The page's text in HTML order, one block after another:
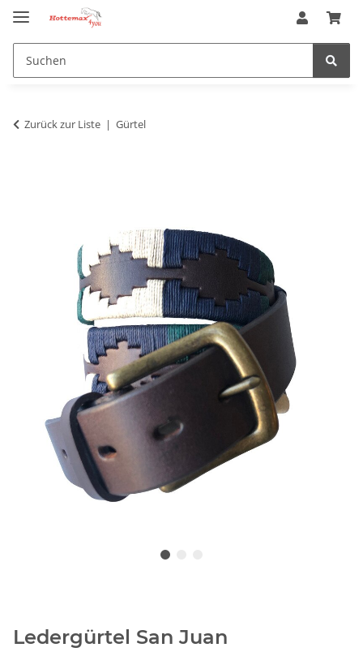
Zurück zur Liste Gürtel
Ledergürtel San Juan